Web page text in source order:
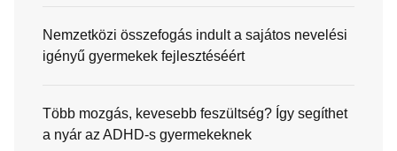
Nemzetközi összefogás indult a sajátos nevelési
igényű gyermekek fejlesztéséért
Több mozgás, kevesebb feszültség? Így segíthet
a nyár az ADHD-s gyermekeknek